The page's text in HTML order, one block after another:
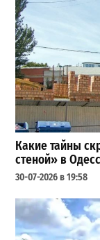
Какие тайны
стеной» в
30-07-2026 в 19:58